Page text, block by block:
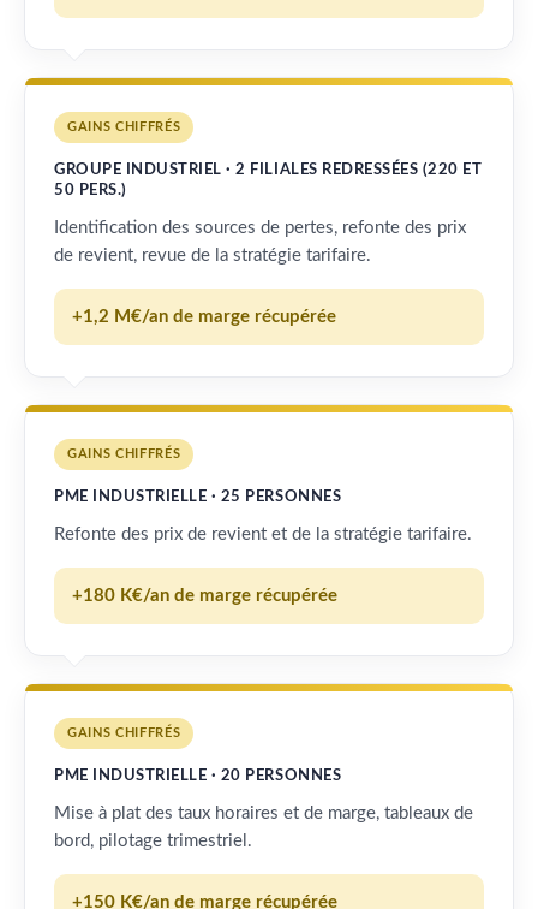
GAINS CHIFFRÉS
GROUPE INDUSTRIEL · 2 FILIALES REDRESSÉES (220 ET
50 PERS.)
Identification des sources de pertes, refonte des prix
de revient, revue de la stratégie tarifaire.
+1,2 M€/an de marge récupérée
GAINS CHIFFRÉS
PME INDUSTRIELLE · 25 PERSONNES
Refonte des prix de revient et de la stratégie tarifaire.
+180 K€/an de marge récupérée
GAINS CHIFFRÉS
PME INDUSTRIELLE · 20 PERSONNES
Mise à plat des taux horaires et de marge, tableaux de
bord, pilotage trimestriel.
+150 K€/an de marge récupérée